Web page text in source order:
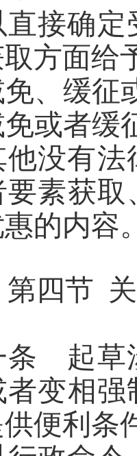
直接确
方面给
免、缓
免或者
他没有
素获
的内容
第四节
条 起草
变相
便利条